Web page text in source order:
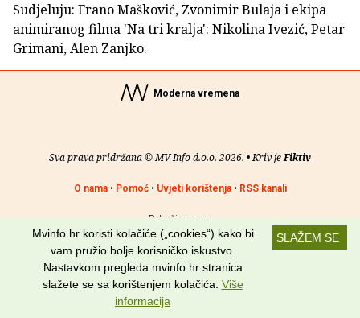
Sudjeluju: Frano Mašković, Zvonimir Bulaja i ekipa
animiranog filma 'Na tri kralja': Nikolina Ivezić, Petar
Grimani, Alen Zanjko.
Moderna vremena
Sva prava pridržana © MV Info d.o.o. 2026. • Kriv jeFiktiv
O nama• Pomoć• Uvjeti korištenja• RSS kanali
Potraži nas na:
SLAŽEM SE
Mvinfo.hr koristi kolačiće („cookies“) kako bi
vam pružio bolje korisničko iskustvo.
Nastavkom pregleda mvinfo.hr stranica
slažete se sa korištenjem kolačića. Više
informacija